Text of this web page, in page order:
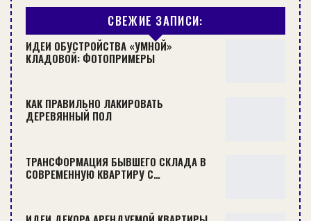
пристроек, разборку части строения,
переоборудование помещений с наделением
их другими функциями, строительство
инженерных конструкций и прочих
коммуникаций и т.п.
СВЕЖИЕ ЗАПИСИ:
ИДЕИ ОБУСТРОЙСТВА «УМНОЙ»
КЛАДОВОЙ: ФОТОПРИМЕРЫ
КАК ПРАВИЛЬНО ЛАКИРОВАТЬ
ДЕРЕВЯННЫЙ ПОЛ
ТРАНСФОРМАЦИЯ БЫВШЕГО СКЛАДА В
СОВРЕМЕННУЮ КВАРТИРУ С…